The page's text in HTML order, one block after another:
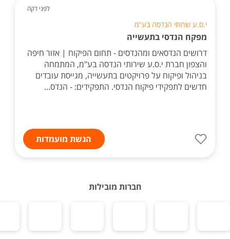
לפני דקה
י.ס.ע שרותי הנדסה בע"מ
מפקח הנדסי בתעשייה
דרושים הנדסאים ומהנדסים - תחום הפיקוח | אזור חיפה
והצפון חברת י.ס.ע שירותי הנדסה בע"מ, המתמחה
בניהול ופיקוח על פרויקטים בתעשייה, מגייסת עובדים
חדשים לתפקידי פיקוח הנדסי. התפקידים: - הנדס...
הגשת מועמדות
חברות מובילות